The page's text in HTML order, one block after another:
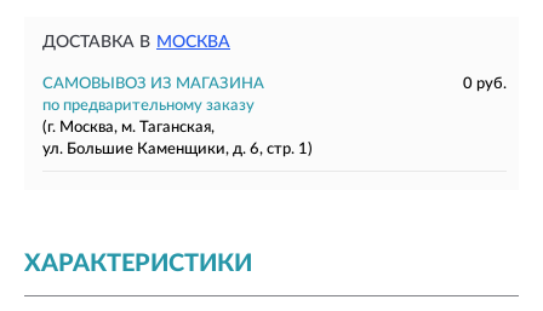
ДОСТАВКА В МОСКВА
САМОВЫВОЗ ИЗ МАГАЗИНА
0 руб.
по предварительному заказу
(г. Москва, м. Таганская,
ул. Большие Каменщики, д. 6, стр. 1)
ХАРАКТЕРИСТИКИ